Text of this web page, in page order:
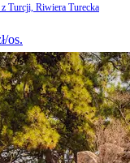
Turcji, Riwiera Turecka
os.